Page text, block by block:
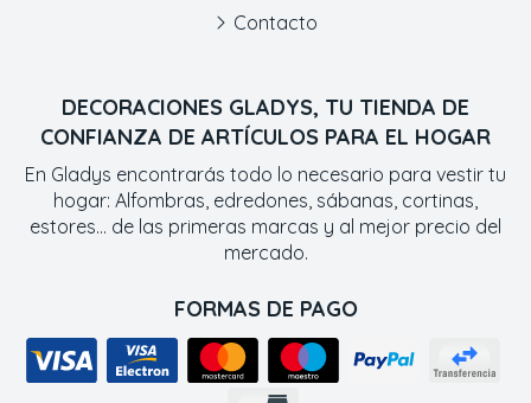
DECORACIONES GLADYS, TU TIENDA DE
CONFIANZA DE ARTÍCULOS PARA EL HOGAR
En Gladys encontrarás todo lo necesario para vestir tu
hogar: Alfombras, edredones, sábanas, cortinas,
estores... de las primeras marcas y al mejor precio del
mercado.
FORMAS DE PAGO
Contacto